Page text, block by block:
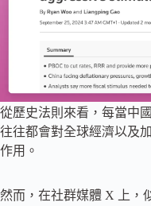
從歷史法則來看，每當中
往往都會對全球經濟以及
作用。
然而，在社群媒體 X 上，